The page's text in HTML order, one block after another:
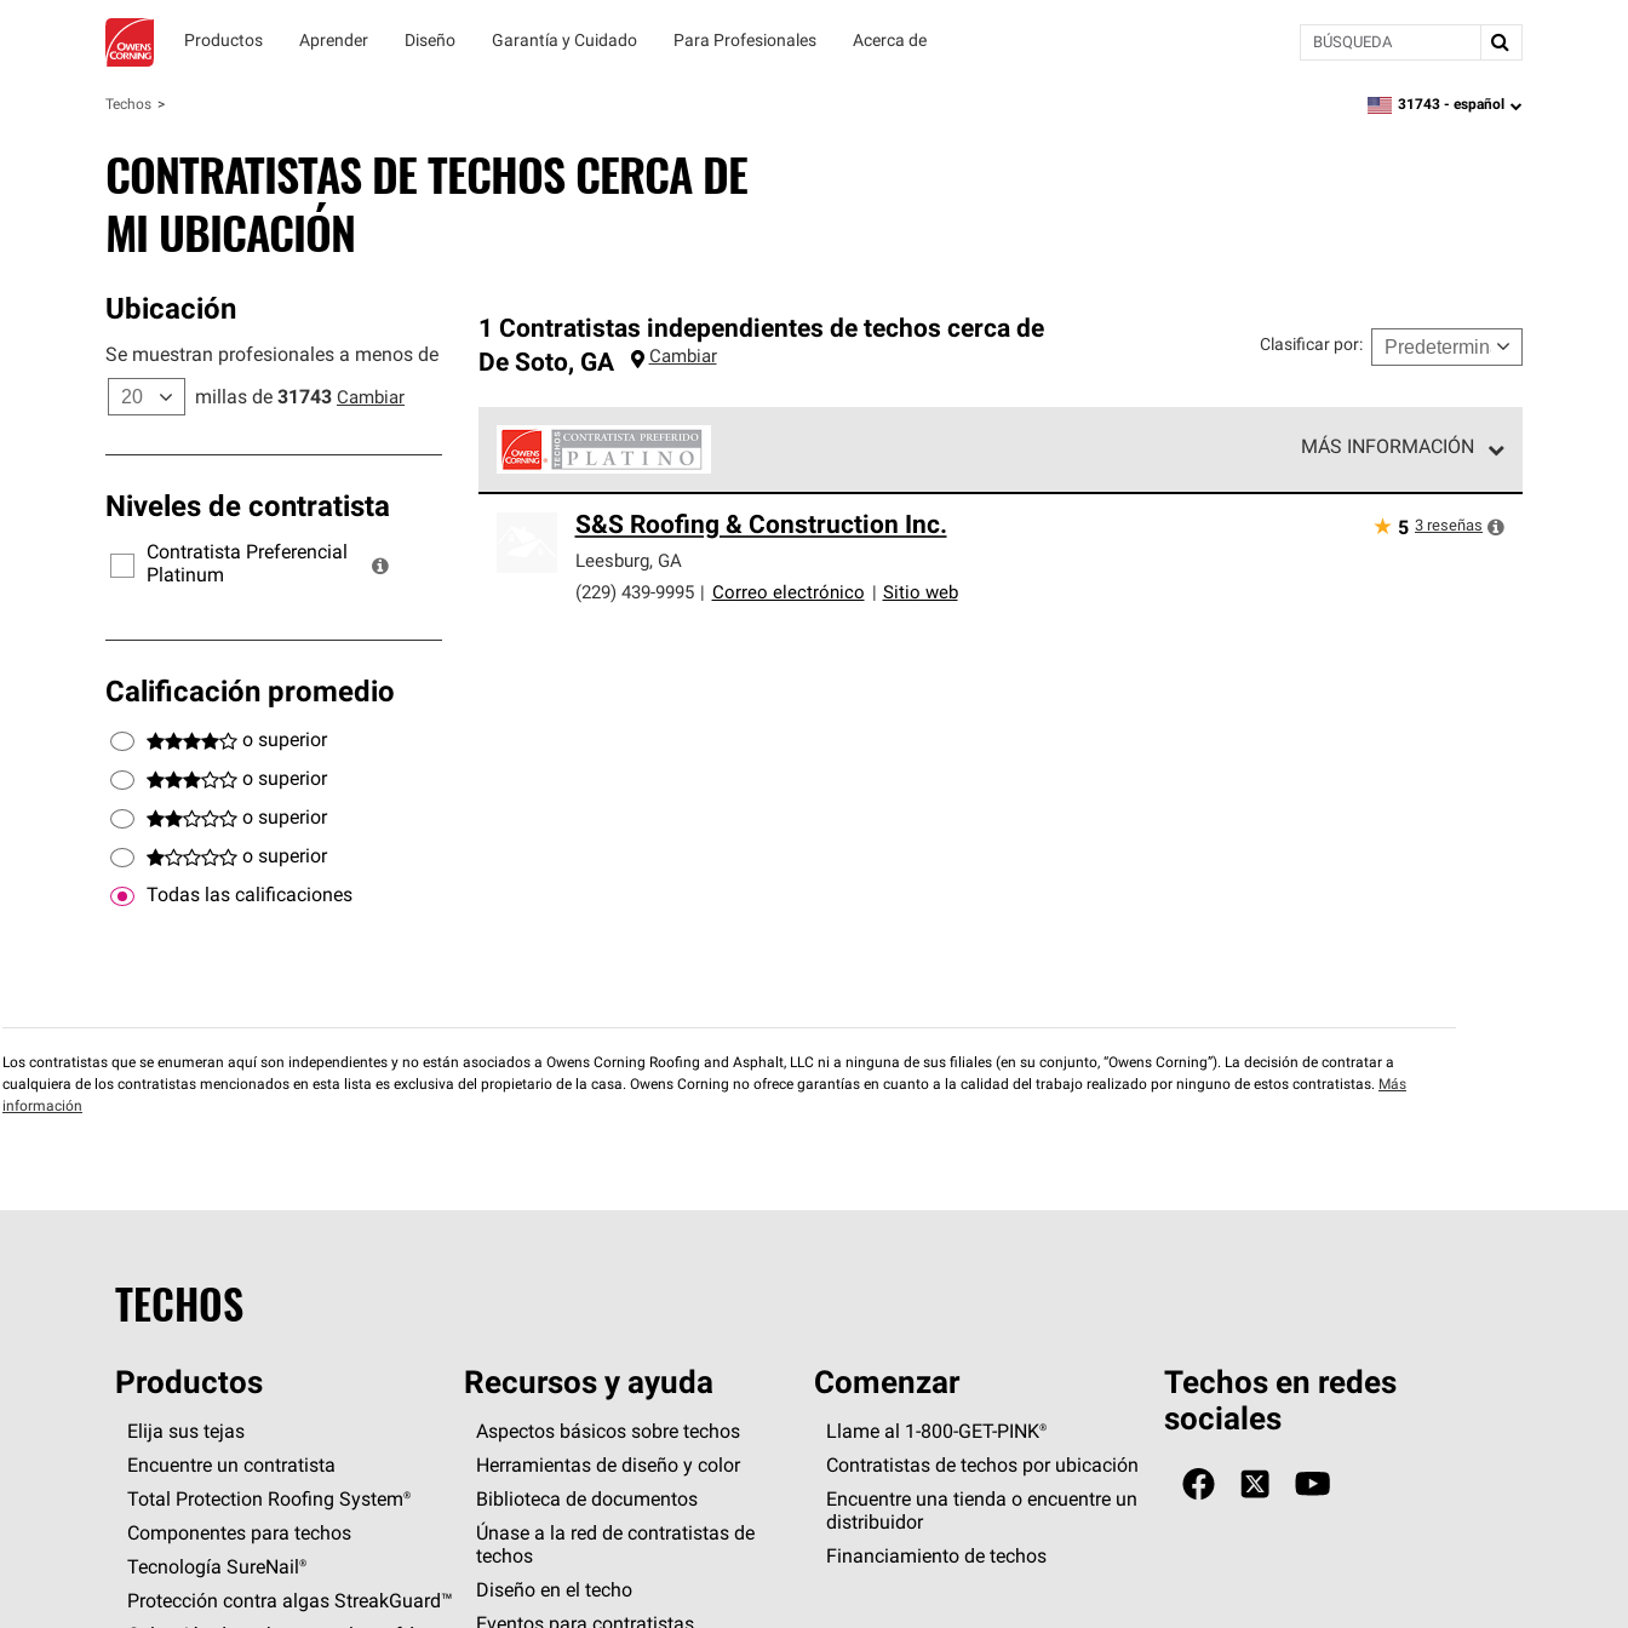
Productos Aprender Diseño Garantía y Cuidado Para Profesionales Acerca de BÚSQUEDA
Techos zipcode,language
31743 - español
CONTRATISTAS DE TECHOS CERCA DE
MI UBICACIÓN
Ubicación
Se muestran profesionales a menos de
millas de 31743 Cambiar
Niveles de contratista
Contratista Preferencial
Platinum
Calificación promedio
o superior
o superior
o superior
o superior
Todas las calificaciones
1 Contratistas independientes de techos cerca de
De Soto, GA Cambiar
Clasificar por:
MÁS INFORMACIÓN
cumplen con estándares estrictos de profesionalismo, confiabilidad y destreza incomparable. Solo ellos pueden
ofrecer nuestra mejor garantía de sistemas de techos.
S&S Roofing & Construction Inc.
Leesburg, GA
(229) 439-9995
Correo electrónico Sitio web
★ 5 3 reseñas
Los contratistas que se enumeran aquí son independientes y no están asociados a Owens Corning Roofing and Asphalt, LLC ni a ninguna de sus filiales (en su conjunto, “Owens Corning”). La decisión de contratar a
cualquiera de los contratistas mencionados en esta lista es exclusiva del propietario de la casa. Owens Corning no ofrece garantías en cuanto a la calidad del trabajo realizado por ninguno de estos contratistas. Más
información
TECHOS
Productos
Elija sus tejas
Encuentre un contratista
Total Protection Roofing System®
Componentes para techos
Tecnología SureNail®
Protección contra algas StreakGuard™
Recursos y ayuda
Aspectos básicos sobre techos
Herramientas de diseño y color
Biblioteca de documentos
Únase a la red de contratistas de
techos
Diseño en el techo
Comenzar
Llame al 1-800-GET -PINK®
Contratistas de techos por ubicación
Encuentre una tienda o encuentre un
distribuidor
Financiamiento de techos
Techos en redes
sociales